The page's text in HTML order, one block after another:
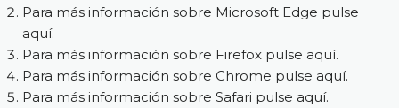
Para más información sobre Microsoft Edge pulse
aquí.
Para más información sobre Firefox pulse aquí.
Para más información sobre Chrome pulse aquí.
Para más información sobre Safari pulse aquí.